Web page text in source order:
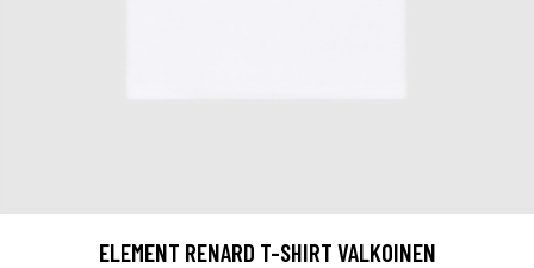
ELEMENT RENARD T-SHIRT VALKOINEN